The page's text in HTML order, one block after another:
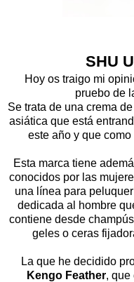
SHU
Hoy os traigo mi
pruebo de
Se trata de una crema
asiática que está
este año y que
Esta marca tiene
conocidos por las
una línea para
dedicada al hombre
contiene desde
geles o ceras
La que he decidido
Kengo Feather, que